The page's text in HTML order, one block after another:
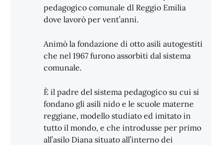
pedagogico comunale dl Reggio Emilia
dove lavorò per vent’anni.
Animò la fondazione di otto asili autogestiti
che nel 1967 furono assorbiti dal sistema
comunale.
È il padre del sistema pedagogico su cui si
fondano gli asili nido e le scuole materne
reggiane, modello studiato ed imitato in
tutto il mondo, e che introdusse per primo
all’asilo Diana situato all’interno dei